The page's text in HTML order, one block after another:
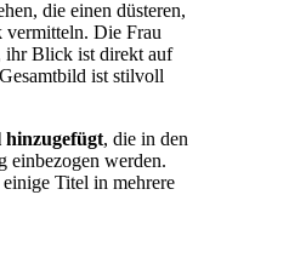
hinzugefügt, die in den
einbezogen werden.
Titel in mehrere